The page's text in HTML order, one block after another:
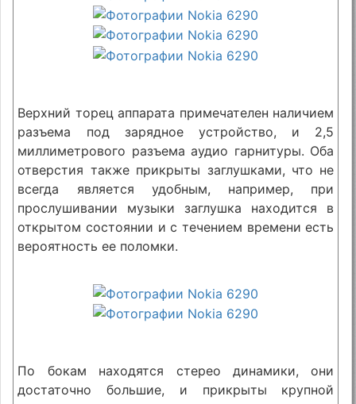
Верхний торец аппарата примечателен наличием
разъема под зарядное устройство, и 2,5
миллиметрового разъема аудио гарнитуры. Оба
отверстия также прикрыты заглушками, что не
всегда является удобным, например, при
прослушивании музыки заглушка находится в
открытом состоянии и с течением времени есть
вероятность ее поломки.
По бокам находятся стерео динамики, они
достаточно большие, и прикрыты крупной